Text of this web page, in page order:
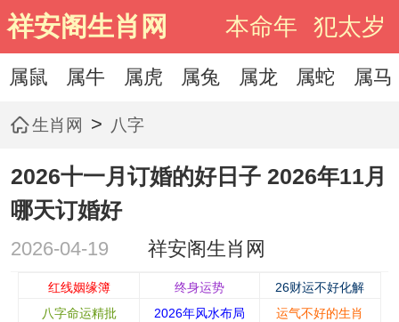
祥安阁生肖网 本命年 犯太岁
属鼠 属牛 属虎 属兔 属龙 属蛇 属马
生肖网 > 八字
2026十一月订婚的好日子 2026年11月
哪天订婚好
2026-04-19 祥安阁生肖网
红线姻缘簿 终身运势
26财运不好化解
八字命运精批
2026年风水布局 运气不好的生肖